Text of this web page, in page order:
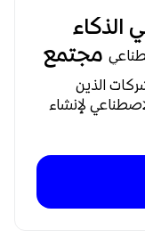
الذكاء
مجتمع
الذين
لإنشاء